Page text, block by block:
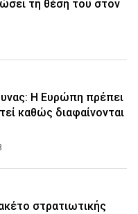
τη θέση του στον
Η Ευρώπη πρέπει
καθώς διαφαίνονται
στρατιωτικής